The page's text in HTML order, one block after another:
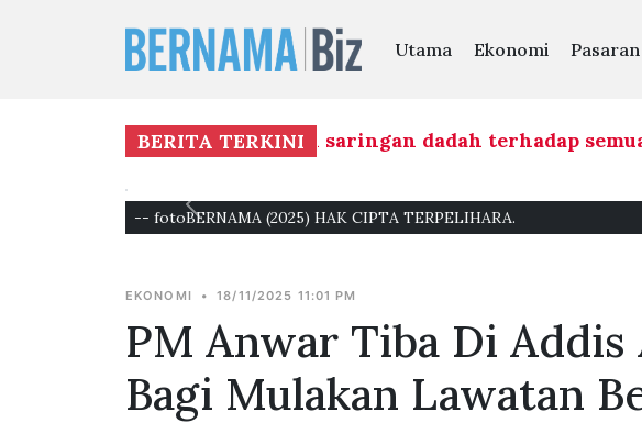
Utama Ekonomi Pasaran
BERITA TERKINI
Group (MAG) mulakan saringan dadah terhadap semua
-- fotoBERNAMA (2025) HAK CIPTA TERPELIHARA.
EKONOMI • 18/11/2025 11:01 PM
PM Anwar Tiba Di Addis
Bagi Mulakan Lawatan